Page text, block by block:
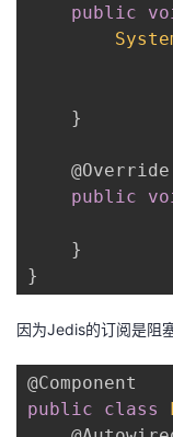
public
}
@Override
public
}
}
因为Jedis的订阅是阻
@Component
public
class